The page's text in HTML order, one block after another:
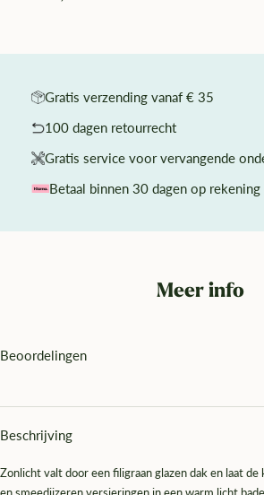
Gratis verzending vanaf € 35
100 dagen retourrecht
Gratis service voor vervangende
Betaal binnen 30 dagen op rekening
Meer info
Beoordelingen
Beschrijving
Zonlicht valt door een filigraan glazen dak en laat